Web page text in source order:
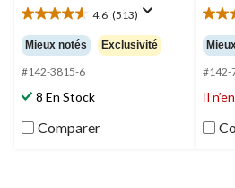
4.6 (513)
4.6
étoile(s)
sur
5.
513
évaluations
Mieux notés Exclusivité
#142-3815-6
8 En Stock
Comparer
4.3
sur
5.
57
#142-
Il